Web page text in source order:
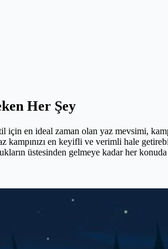
Her Şey
en ideal zaman olan yaz mevsimi,
en keyifli ve verimli hale
üstesinden gelmeye kadar her